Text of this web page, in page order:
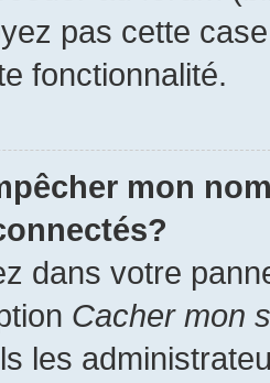
pas cette
fonctionnalité.
mon
dans votre
Cacher mon
les